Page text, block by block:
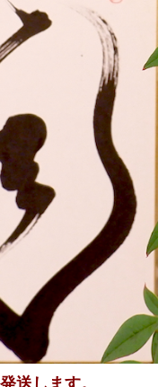
送します。